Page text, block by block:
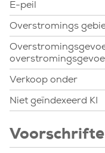
E-peil
Overstromings
Verkoop onder
Niet geïndexeerd KI